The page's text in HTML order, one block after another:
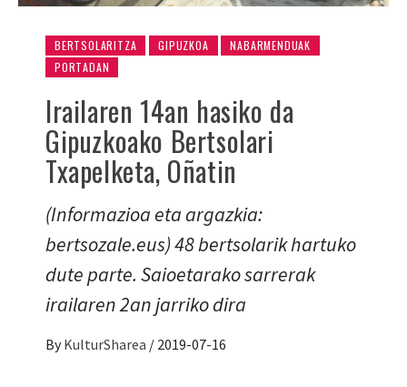
BERTSOLARITZA GIPUZKOA
NABARMENDUAK
PORTADAN
Irailaren 14an hasiko da
Gipuzkoako Bertsolari
Txapelketa, Oñatin
(Informazioa eta argazkia:
bertsozale.eus) 48 bertsolarik hartuko
dute parte. Saioetarako sarrerak
irailaren 2an jarriko dira
By KulturSharea / 2019-07-16